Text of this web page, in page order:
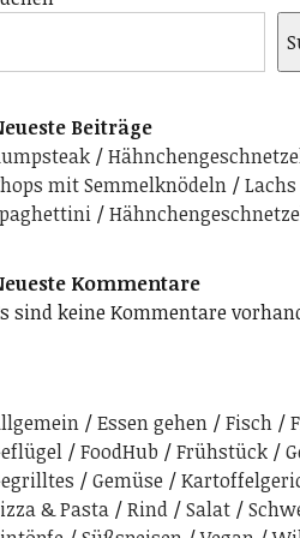
Beiträge
mit Semmelknödeln
Kommentare
sind keine Kommentare
Essen gehen Fisch
FoodHub Frühstück
Gemüse
& Pasta
Rind Salat